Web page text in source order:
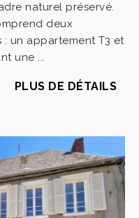
naturel préservé.
deux
un appartement T3 et
une ...
PLUS DE DÉTAILS